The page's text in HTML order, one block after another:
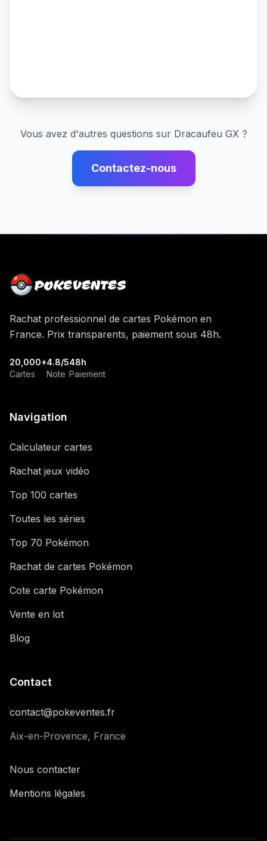
Vous avez d'autres questions sur Dracaufeu GX?
Contactez-nous
POKEVENTES
Rachat professionnel de cartes Pokémon en
France. Prix transparents, paiement sous 48h.
20,000+
Cartes
4.8/5
Note
48h
Paiement
Navigation
Calculateur cartes
Rachat jeux vidéo
Top 100 cartes
Toutes les séries
Top 70 Pokémon
Rachat de cartes Pokémon
Cote carte Pokémon
Vente en lot
Blog
Contact
contact@pokeventes.fr
Aix-en-Provence, France
Nous contacter
Mentions légales